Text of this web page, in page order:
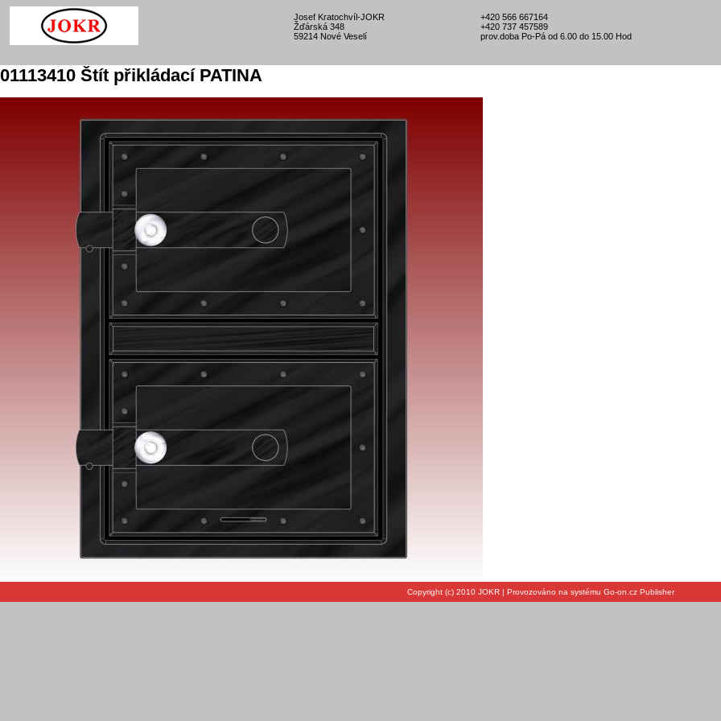
Josef Kratochvíl-JOKR
Žďárská 348
59214 Nové Veselí
+420 566 667164
+420 737 457589
prov.doba Po-Pá od 6.00 do 15.00 Hod
01113410 Štít přikládací PATINA
Copyright (c) 2010 JOKR | Provozováno na systému Go-on.cz Publisher